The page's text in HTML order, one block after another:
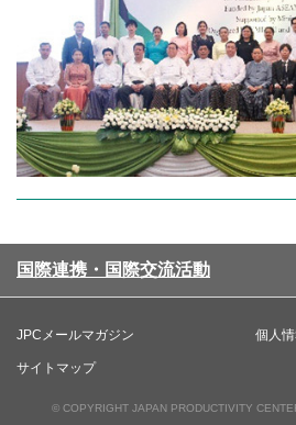
国際連携・国際交流活動
JPCメールマガジン 個人
サイトマップ
© COPYRIGHT JAPAN PRODUCTIVITY